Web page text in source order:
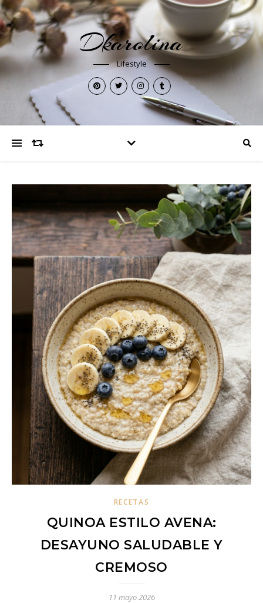
Dkarolina
Lifestyle
RECETAS
QUINOA ESTILO AVENA:
DESAYUNO SALUDABLE Y
CREMOSO
11 mayo 2026